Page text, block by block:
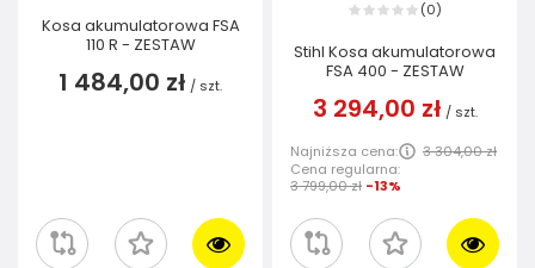
Kosa akumulatorowa FSA
110 R - ZESTAW
1 484,00 zł / szt.
(0)
Stihl Kosa akumulatorowa
FSA 400 - ZESTAW
3 294,00 zł / szt.
Najniższa cena:
3 304,00 zł
Cena regularna:
3 799,00 zł -13%